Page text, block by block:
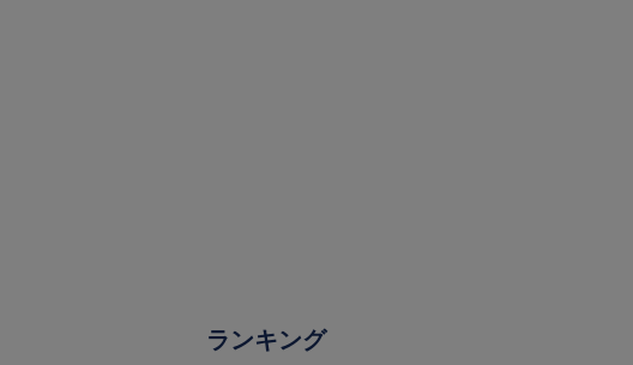
ランキング